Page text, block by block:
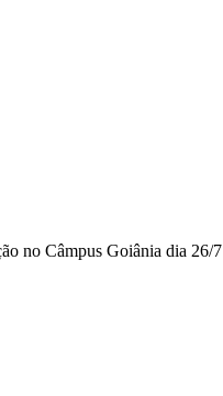
no Câmpus Goiânia dia 26/7